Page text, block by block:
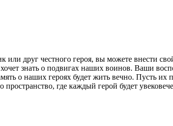
или друг честного героя, вы можете внести
знать о подвигах наших воинов. Ваши
о наших героях будет жить вечно. Пусть их
где каждый герой будет